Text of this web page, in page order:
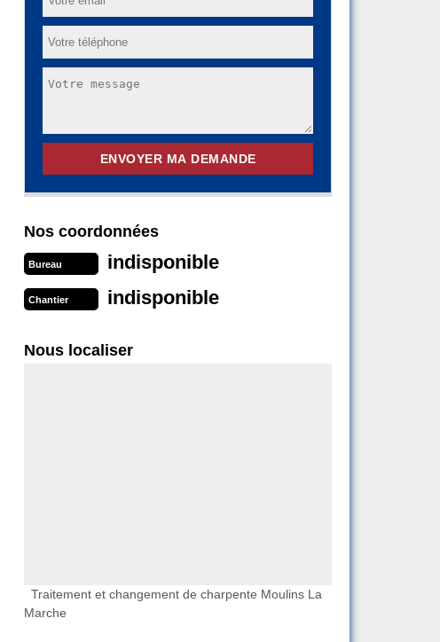
Nos coordonnées
Bureau indisponible
Chantier indisponible
Nous localiser
Traitement et changement de charpente Moulins La
Marche